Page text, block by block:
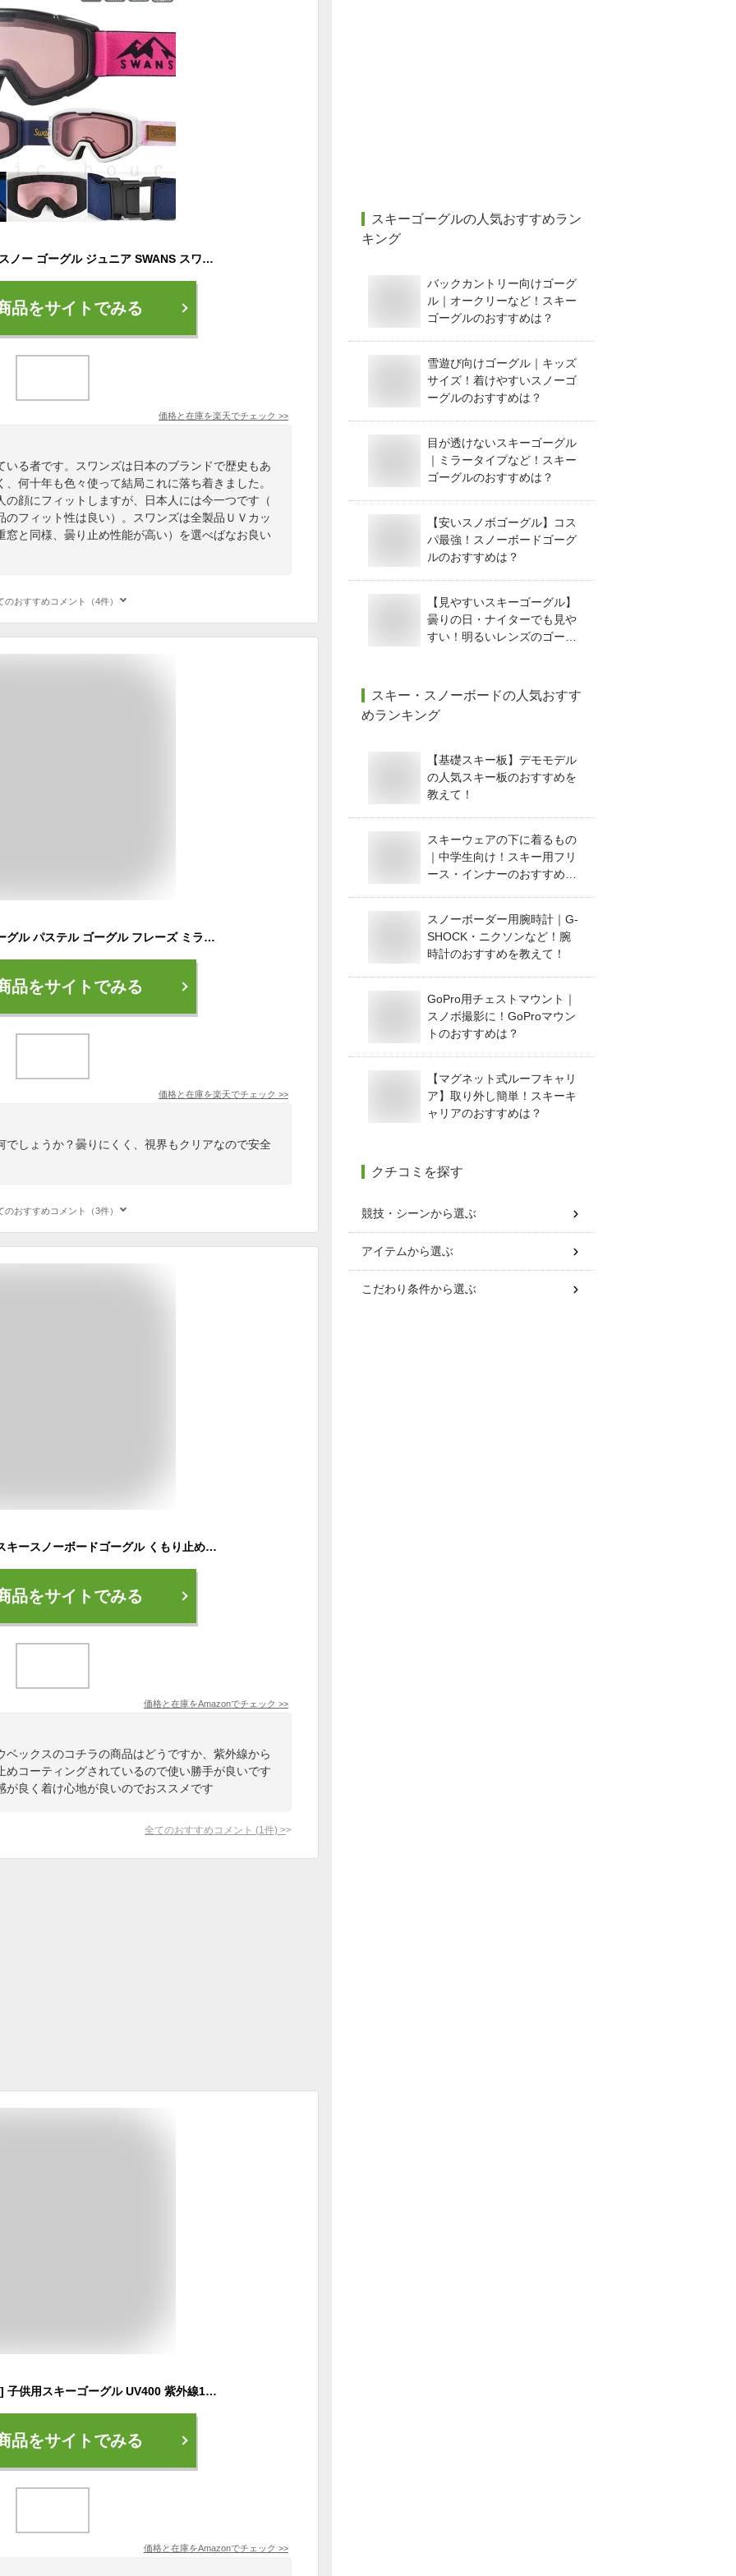
スキーゴーグル 子供 スノー ゴーグル ジュニア SWANS スワンズ こども スノボー くもり止め ダブルレンズ UVカット ヘルメット対応 ボーイズ ガールズ 白 黒 青
品をサイトでみる
価格と在庫を楽天でチェック >>
いる者です。スワンズは日本のブランドで歴史もあ
何十年も色々使って結局これに落ち着きました。
顔にフィットしますが、日本人には今一つです（
フィット性は良い）。スワンズは全製品ＵＶカッ
窓と同様、曇り止め性能が高い）を選べばなお良い
のおすすめコメント（4件）
【子供用】 スノーゴーグル パステル ゴーグル フレーズ ミラーレンズ アジアンフィット PASTEL FRAISE PAJ 4520 全3カラー キッズ ジュニア ユース 千鳥格子柄ベルト スキーゴーグル スノーボードゴーグル スノボ プレゼント
品をサイトでみる
価格と在庫を楽天でチェック >>
でしょうか？曇りにくく、視界もクリアなので安全
のおすすめコメント（3件）
[ウベックス] 子供用 スキースノーボードゴーグル くもり止め シングルレンズ speedy pro
品をサイトでみる
価格と在庫をAmazonでチェック >>
ックスのコチラの商品はどうですか、紫外線から
めコーティングされているので使い勝手が良いです
が良く着け心地が良いのでおススメです
全てのおすすめコメント (1 件) >
[OUTDOORMASTER] 子供用スキーゴーグル UV400 紫外線100%カット メガネ対応 子ども スノーゴーグル 180°広視野 スノボートゴーグル 曇り止め 防風防塵防雪 防放射 耐衝撃 冬山登山/サバゲー/バイク/スキー運動に全面適用 スポーツ用ゴーグル ボーイズ ガールズ 柔軟 耐久 安全
品をサイトでみる
価格と在庫をAmazonでチェック >>
スキーゴーグルの人気おすすめラン
キング
バックカントリー向けゴーグ
ル｜オークリーなど！スキー
ゴーグルのおすすめは？
雪遊び向けゴーグル｜キッズ
サイズ！着けやすいスノーゴ
ーグルのおすすめは？
目が透けないスキーゴーグル
｜ミラータイプなど！スキー
ゴーグルのおすすめは？
【安いスノボゴーグル】コス
パ最強！スノーボードゴーグ
ルのおすすめは？
【見やすいスキーゴーグル】
曇りの日・ナイターでも見や
すい！明るいレンズのゴーグ
スキー・スノーボードの人気おすす
めランキング
【基礎スキー板】デモモデル
の人気スキー板のおすすめを
教えて！
スキーウェアの下に着るもの
｜中学生向け！スキー用フリ
ース・インナーのおすすめ
スノーボーダー用腕時計｜G-
SHOCK・ニクソンなど！腕
時計のおすすめを教えて！
GoPro用チェストマウント｜
スノボ撮影に！GoProマウン
トのおすすめは？
【マグネット式ルーフキャリ
ア】取り外し簡単！スキーキ
ャリアのおすすめは？
クチコミを探す
競技・シーンから選ぶ
アイテムから選ぶ
こだわり条件から選ぶ